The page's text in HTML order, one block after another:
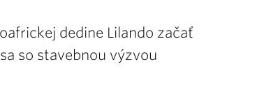
dedine Lilando začať
so stavebnou výzvou